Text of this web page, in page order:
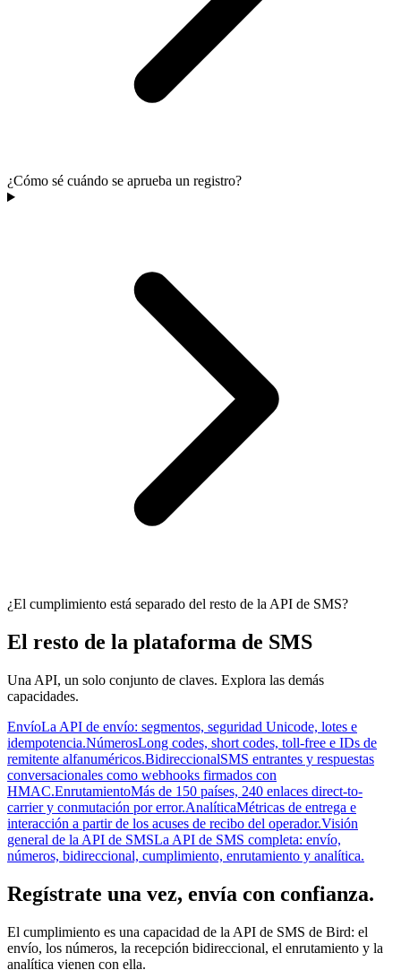
¿Cómo sé cuándo se aprueba un registro?
¿El cumplimiento está separado del resto de la API de SMS?
El resto de la plataforma de SMS
Una API, un solo conjunto de claves. Explora las demás
capacidades.
EnvíoLa API de envío: segmentos, seguridad Unicode, lotes e
idempotencia.NúmerosLong codes, short codes, toll-free e IDs de
remitente alfanuméricos.BidireccionalSMS entrantes y respuestas
conversacionales como webhooks firmados con
HMAC.EnrutamientoMás de 150 países, 240 enlaces direct-to-
carrier y conmutación por error.AnalíticaMétricas de entrega e
interacción a partir de los acuses de recibo del operador.Visión
general de la API de SMSLa API de SMS completa: envío,
números, bidireccional, cumplimiento, enrutamiento y analítica.
Regístrate una vez, envía con confianza.
El cumplimiento es una capacidad de la API de SMS de Bird: el
envío, los números, la recepción bidireccional, el enrutamiento y la
analítica vienen con ella.